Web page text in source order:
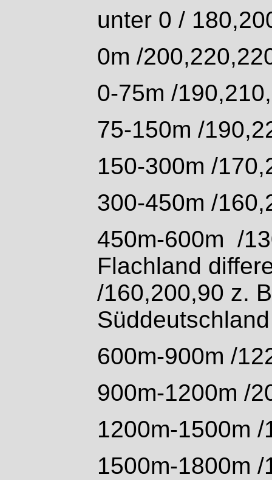
unter 0 /
0m /
0-75m /
75-150m /
150-300m /
300-450m /
450m-600m /
Flachland
/160,200,90 z.
Süddeutschland
600m-900m /
900m-1200m /
1200m-1500m
1500m-1800m